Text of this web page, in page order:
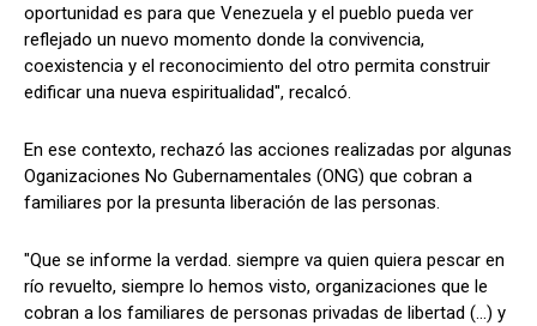
oportunidad es para que Venezuela y el pueblo pueda ver
reflejado un nuevo momento donde la convivencia,
coexistencia y el reconocimiento del otro permita construir
edificar una nueva espiritualidad", recalcó.
En ese contexto, rechazó las acciones realizadas por algunas
Oganizaciones No Gubernamentales (ONG) que cobran a
familiares por la presunta liberación de las personas.
"Que se informe la verdad. siempre va quien quiera pescar en
río revuelto, siempre lo hemos visto, organizaciones que le
cobran a los familiares de personas privadas de libertad (...) y